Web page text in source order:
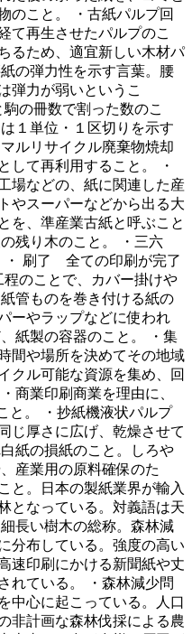
のこと。 ・古紙パルプ回
て再生させたパルプのこ
るため、適宜新しい木材パ
の弾力性を示す言葉。腰
弾力が弱いというこ
の冊数で割った数のこ
１単位・１区切りを示す
ルリサイクル廃棄物焼却
して再利用すること。 ・
場などの、紙に関連した産
やスーパーなどから出る大
を、準産業古紙と呼ぶこと
残り木のこと。 ・三六
・ 刷了 全ての印刷が完了
のことで、カバー掛けや
管ものを巻き付ける紙の
ーやラップなどに使われ
紙製の容器のこと。 ・集
間や場所を決めてその地域
クル可能な資源を集め、回
商業印刷商業を理由に、
と。 ・抄紙機液状パルプ
じ厚さに広げ、乾燥させて
紙の損紙のこと。しろや
産業用の原料確保のた
と。日本の製紙業界が輸入
となっている。対義語は天
長い樹木の総称。森林減
分布している。強度の高い
速印刷にかける新聞紙や丈
れている。 ・森林減少問
中心に起こっている。人口
非計画な森林伐採による農